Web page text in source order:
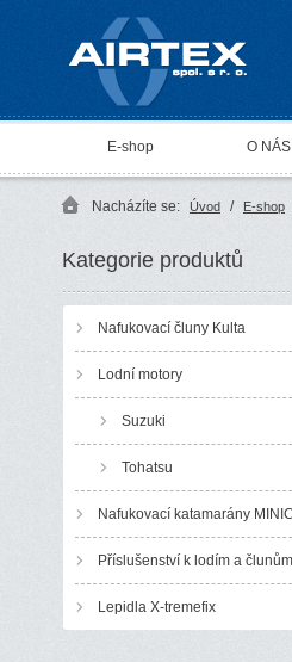
AIRTEX spol. s r. o.
E-shop O NÁS
Nacházíte se: Úvod / E-shop
Kategorie produktů
Nafukovací čluny Kulta
Lodní motory
Suzuki
Tohatsu
Nafukovací katamarány
Příslušenství k lodím a člunům
Lepidla X-tremefix